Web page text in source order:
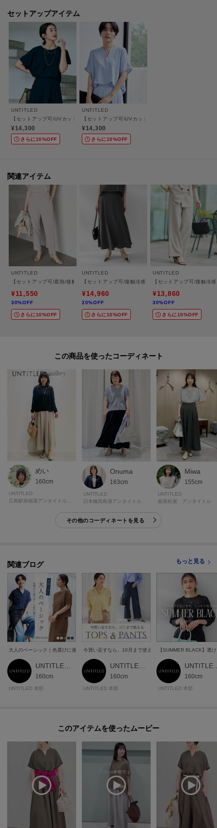
※こちらの商品は複数の国で生産しております。
ベトナム製：ホワイト（003） チャコールグレー（014） ブラウン（043／
643） ベージュ（052） ネイビー（094）
日本製：ブラック（719）ライトピンク（770） サックスブルー（790）
※この製品は、太陽光線中の紫外線（UV）を通しにくくします。この効果は
永久的ではありません。
※この製品は、吸水速乾効果のある素材を使用しています。この効果は永久
的ではありません。
※照明の関係により、実際よりも色味が違って見える場合があります。ま
モデル情報：身長161cm B79 W58 H86 着用サイズ：02（M）
セットアップアイテム
UNTITLED
【セットアップ可/UVカット/前後2WAY】リラクシーフレンチスリーブブラウス
¥14,300
さらに10%OFF
UNTITLED
【セットアップ可/UVカット/接触冷感/UVカット】リラ
¥14,300
さらに10%OFF
関連アイテム
UNTITLED
【セットアップ可/遮熱/接触冷感】リラクシーテーパードパンツ
¥11,550
30%OFF
さらに10%OFF
UNTITLED
【セットアップ可/接触冷感/遮熱】リラクシーフレアスカ
¥14,960
20%OFF
さらに10%OFF
UNTITLED
【セットアップ可/接触冷
¥13,860
30%OFF
さらに10%OFF
この商品を使った
めい
160cm
UNTITLED
広島駅前福屋アンタイトルギャラリー
Onuma
163cm
UNTITLED
日本橋高島屋アンタイトル
Miwa
155cm
UNTITLED
銀座松屋 アンタイトル
その他のコーディネートを見る
関連ブログ もっと見る
大人のベーシック｜色選びに迷わず、1枚で整う
160cm
UNTITLED 本部
今買い足すなら、10月まで使えるトップス＆パンツ
160cm
UNTITLED 本部
【SUMMER BLACK】透
160cm
UNTITLED 本部
このアイテムを使ったムービー